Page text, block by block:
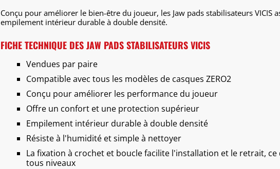
Conçu pour améliorer le bien-être du joueur, les Jaw pads stabilisateurs VICIS
empilement intérieur durable à double densité.
FICHE TECHNIQUE DES JAW PADS STABILISATEURS VICIS
Vendues par paire
Compatible avec tous les modèles de casques ZERO2
Conçu pour améliorer les performance du joueur
Offre un confort et une protection supérieur
Empilement intérieur durable à double densité
Résiste à l'humidité et simple à nettoyer
La fixation à crochet et boucle facilite l'installation et le retrait,
tous niveaux